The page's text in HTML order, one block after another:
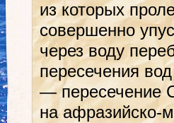
из которых
совершенно
через воду
пересечения
— пересечение
на афразийско-